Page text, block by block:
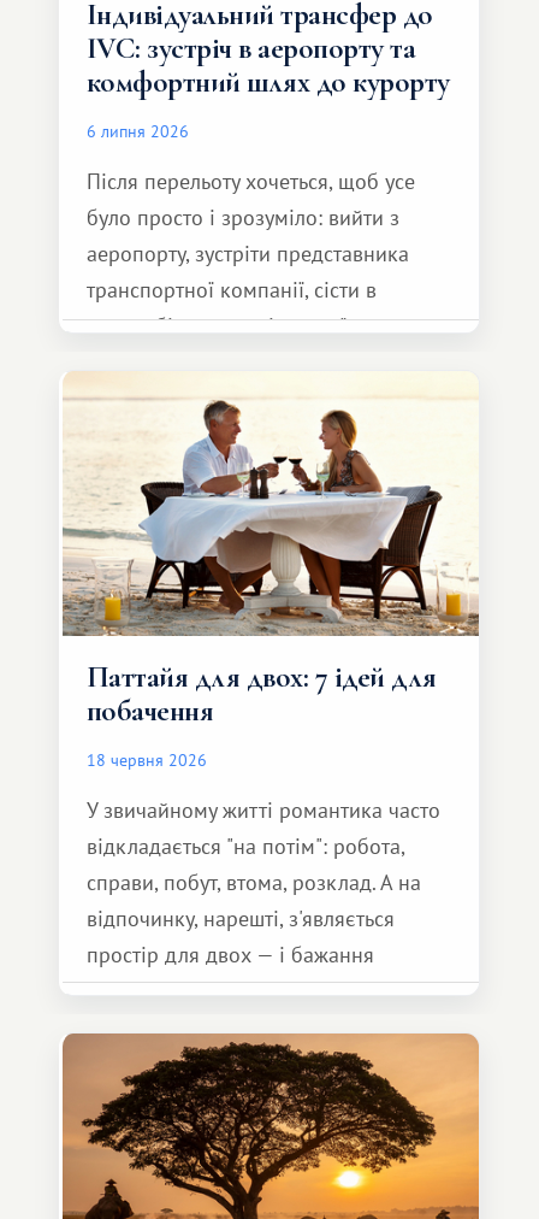
Індивідуальний трансфер до
IVC: зустріч в аеропорту та
комфортний шлях до курорту
6 липня 2026
Після перельоту хочеться, щоб усе
було просто і зрозуміло: вийти з
аеропорту, зустріти представника
транспортної компанії, сісти в
автомобіль та спокійно доїхати до
Паттайя для двох: 7 ідей для
побачення
18 червня 2026
У звичайному житті романтика часто
відкладається "на потім": робота,
справи, побут, втома, розклад. А на
відпочинку, нарешті, з'являється
простір для двох — і бажання
зробити для близької людини щось
особливе. Не обов'язково масштабне,
але тепле і незабутнє :)